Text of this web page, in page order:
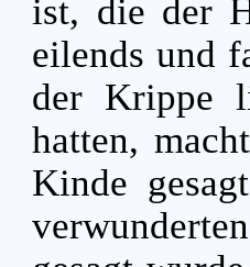
ist, die der
eilends und
der Krippe
hatten,
Kinde